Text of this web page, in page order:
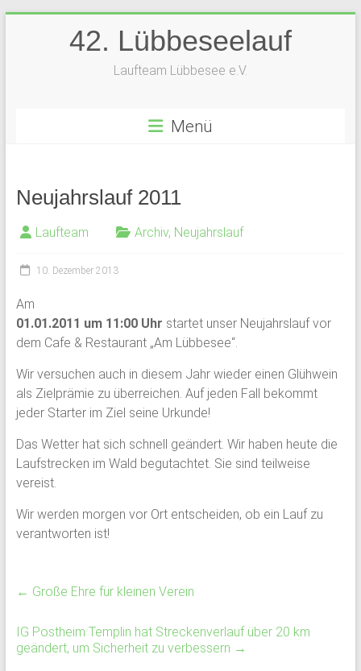
42. Lübbeseelauf
Laufteam Lübbesee e.V.
Menü
Neujahrslauf 2011
Laufteam Archiv, Neujahrslauf
10. Dezember 2013
Am
01.01.2011 um 11:00 Uhr startet unser Neujahrslauf vor
dem Cafe & Restaurant „Am Lübbesee“.
Wir versuchen auch in diesem Jahr wieder einen Glühwein
als Zielprämie zu überreichen. Auf jeden Fall bekommt
jeder Starter im Ziel seine Urkunde!
Das Wetter hat sich schnell geändert. Wir haben heute die
Laufstrecken im Wald begutachtet. Sie sind teilweise
vereist.
Wir werden morgen vor Ort entscheiden, ob ein Lauf zu
verantworten ist!
← Große Ehre für kleinen Verein
IG Postheim Templin hat Streckenverlauf über 20 km
geändert, um Sicherheit zu verbessern →